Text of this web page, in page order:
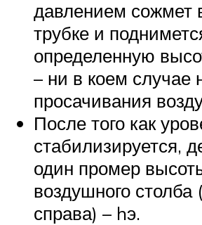
давлением сожмет
трубке и
определенную
– ни в коем случае
просачивания
После того как
стабилизируется,
один промер
воздушного столба
справа) – hэ.